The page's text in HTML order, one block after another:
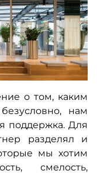
о том, каким
нам
поддержка. Для
разделял и
мы хотим
смелость,